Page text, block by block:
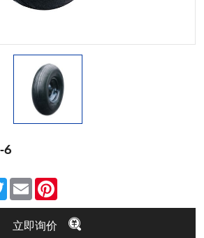
6
TwitterEmail
立即询价